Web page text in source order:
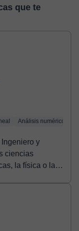
real. En el siguiente
Ver aula
TPV virtual.
un e-mail de
que te
Análisis numérico
Ingeniero y
ciencias